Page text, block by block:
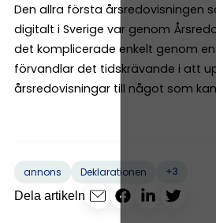
Den allra första årsredovisningen
digitalt i Sverige var genom
det komplicerade enkelt genom
förvandlar det tidskrävande i att
årsredovisningar till något som
annons Deklarationen
+3
Dela artikeln